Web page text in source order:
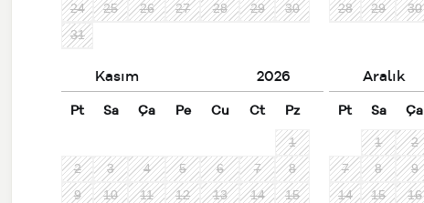
24
25 26 27 28 29
30
31
28
29 30
Kasım 2026
Pt Sa Ça Pe Cu Ct Pz
1
2
3 4 5 6 7
8
9
10 11 12 13 14
15
Aralık
Pt Sa Ça
1 2
7
8 9
14
15 16